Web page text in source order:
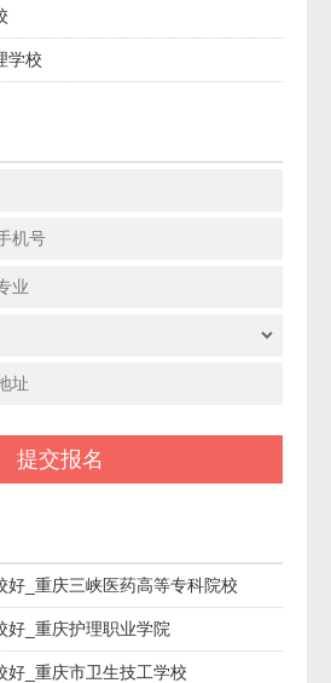
学校
_重庆三峡医药高等专科院校
_重庆护理职业学院
_重庆市卫生技工学校